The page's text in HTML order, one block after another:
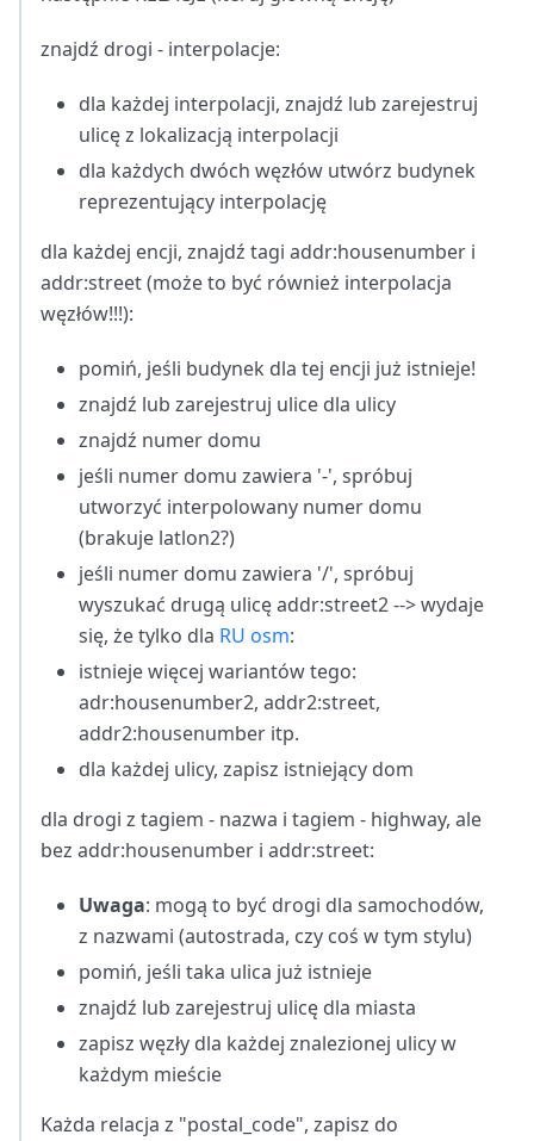
znajdź drogi - interpolacje:
dla każdej interpolacji, znajdź lub zarejestruj
ulicę z lokalizacją interpolacji
dla każdych dwóch węzłów utwórz budynek
reprezentujący interpolację
dla każdej encji, znajdź tagi addr:housenumber i
addr:street(może to być również interpolacja
węzłów!!!):
pomiń, jeśli budynek dla tej encji już istnieje!
znajdź lub zarejestruj ulice dla ulicy
znajdź numer domu
jeśli numer domu zawiera '-', spróbuj
utworzyć interpolowany numer domu
(brakuje latlon2?)
jeśli numer domu zawiera '/', spróbuj
wyszukać drugą ulicę addr:street2--> wydaje
się, że tylko dla RU osm:
istnieje więcej wariantów tego:
adr:housenumber2, addr2:street,
addr2:housenumber itp.
dla każdej ulicy, zapisz istniejący dom
dla drogi z tagiem - nazwa i tagiem - highway, ale
bez addr:housenumber i addr:street:
Uwaga: mogą to być drogi dla samochodów,
z nazwami (autostrada, czy coś w tym stylu)
pomiń, jeśli taka ulica już istnieje
znajdź lub zarejestruj ulicę dla miasta
zapisz węzły dla każdej znalezionej ulicy w
każdym mieście
Każda relacja z "postal_code", zapisz do